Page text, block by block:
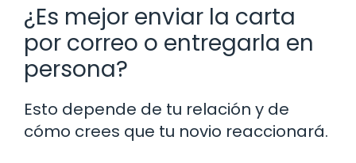
¿Es mejor enviar la carta
por correo o entregarla en
persona?
Esto depende de tu relación y de
cómo crees que tu novio reaccionará.